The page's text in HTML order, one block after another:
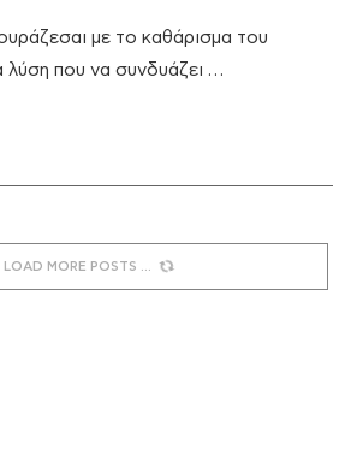
με το καθάρισμα του
λύση που να συνδυάζει …
LOAD MORE POSTS